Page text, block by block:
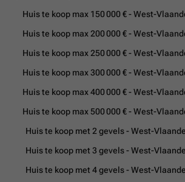
Huis te koop max 150 000 € - West-
Huis te koop max 200 000 € - West-
Huis te koop max 250 000 € - West-
Huis te koop max 300 000 € - West-
Huis te koop max 400 000 € - West-
Huis te koop max 500 000 € - West-
Huis te koop met 2 gevels - West-
Huis te koop met 3 gevels - West-
Huis te koop met 4 gevels - West-